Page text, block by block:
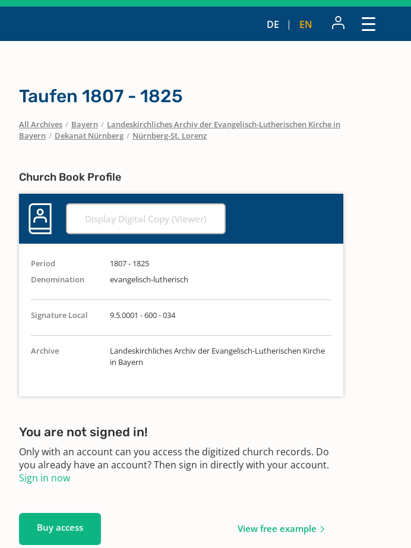
DE EN
Taufen 1807 - 1825
All Archives / Bayern / Landeskirchliches Archiv der Evangelisch-Lutherischen Kirche in
Bayern / Dekanat Nürnberg / Nürnberg-St. Lorenz
Church Book Profile
Display Digital Copy (Viewer)
Period
1807 - 1825
Denomination
evangelisch-lutherisch
Signature Local 9.5.0001 - 600 - 034
Archive
Landeskirchliches Archiv der Evangelisch-Lutherischen Kirche
in Bayern
You are not signed in!
Only with an account can you access the digitized church records. Do
you already have an account? Then sign in directly with your account.
Sign in now
Buy access View free example